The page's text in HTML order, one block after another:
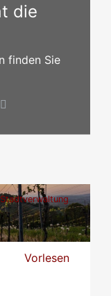
die
finden Sie
Stadtverwaltung
Vorlesen